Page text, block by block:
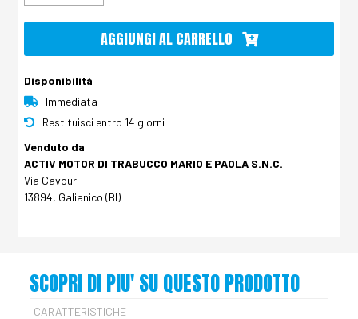
AGGIUNGI AL CARRELLO
Disponibilità
Immediata
Restituisci entro 14 giorni
Venduto da
ACTIV MOTOR DI TRABUCCO MARIO E PAOLA S.N.C.
Via Cavour
13894, Galianico (BI)
SCOPRI DI PIU' SU QUESTO PRODOTTO
CARATTERISTICHE